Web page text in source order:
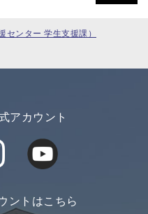
センター 学生支援課）
アカウント
ントはこちら